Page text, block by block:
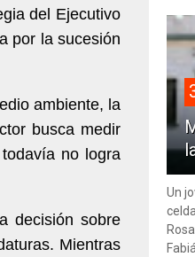
del Ejecutivo
por la sucesión
ambiente, la
busca medir
no logra
decisión sobre
Mientras
Un